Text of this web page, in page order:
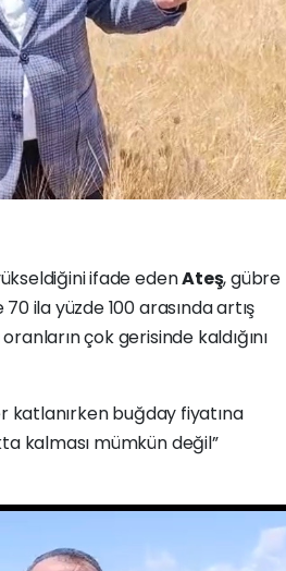
ifade edenAteş, gübre
ila yüzde 100 arasında artış
çok gerisinde kaldığını
katlanırken buğday fiyatına
kalması mümkün değil”